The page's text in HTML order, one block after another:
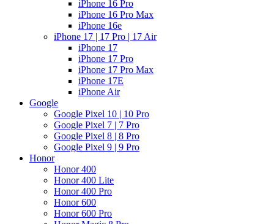
iPhone 16 Pro
iPhone 16 Pro Max
iPhone 16e
iPhone 17 | 17 Pro | 17 Air
iPhone 17
iPhone 17 Pro
iPhone 17 Pro Max
iPhone 17E
iPhone Air
Google
Google Pixel 10 | 10 Pro
Google Pixel 7 | 7 Pro
Google Pixel 8 | 8 Pro
Google Pixel 9 | 9 Pro
Honor
Honor 400
Honor 400 Lite
Honor 400 Pro
Honor 600
Honor 600 Pro